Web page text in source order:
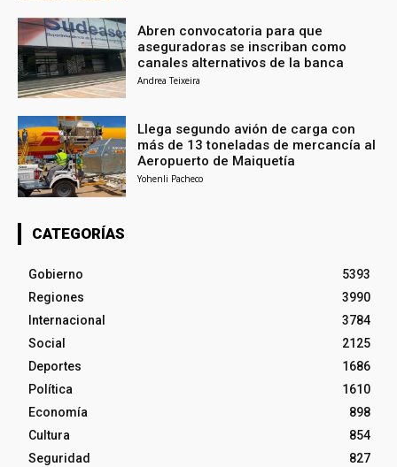
Abren convocatoria para que
aseguradoras se inscriban como
canales alternativos de la banca
Andrea Teixeira
Llega segundo avión de carga con
más de 13 toneladas de mercancía al
Aeropuerto de Maiquetía
Yohenli Pacheco
CATEGORÍAS
Gobierno
5393
Regiones
3990
Internacional
3784
Social
2125
Deportes
1686
Política
1610
Economía
898
Cultura
854
Seguridad
827